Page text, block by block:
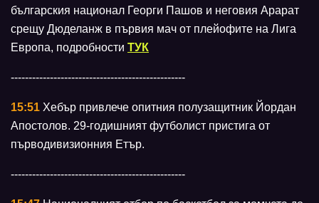
българския национал Георги Пашов и неговия Арарат
срещу Дюделанж в първия мач от плейофите на Лига
Европа, подробности ТУК
-------------------------------------------------
15:51 Хебър привлече опитния полузащитник Йордан
Апостолов. 29-годишният футболист пристига от
първодивизионния Етър.
-------------------------------------------------